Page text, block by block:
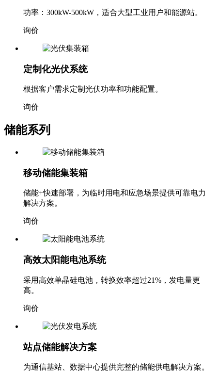
功率：300kW-500kW，适合大型工业用户和能源站。
询价
定制化光伏系统
根据客户需求定制光伏功率和功能配置。
询价
储能系列
移动储能集装箱
储能+快速部署，为临时用电和应急场景提供可靠电力
解决方案。
询价
高效太阳能电池系统
采用高效单晶硅电池，转换效率超过21%，发电量更
高。
询价
站点储能解决方案
为通信基站、数据中心提供完整的储能供电解决方案。